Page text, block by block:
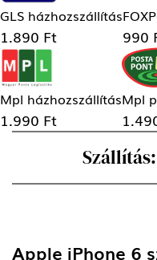
GLS házhozszállítás
1.890 Ft 990
Mpl házhozszállítás
1.990 Ft
Mpl
Apple iPhone 6